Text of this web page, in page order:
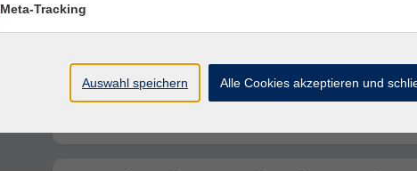
ChatGPT praktisch nutzen – erste
KI im Alltag
Bilder mit KI erstellen – Einstieg in die
Meta-Tracking
Auswahl speichern Alle Cookies akzeptieren und